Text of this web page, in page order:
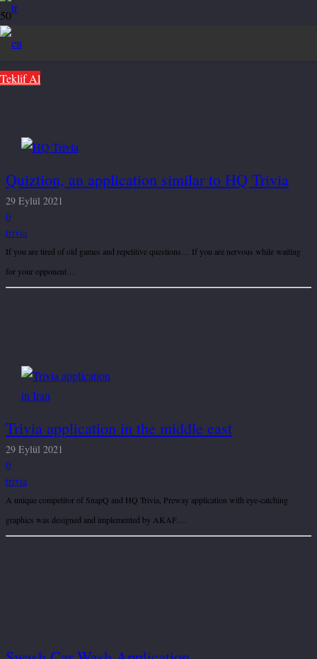
Teklif Al
Quiztion, an application similar to HQ Trivia
29 Eylül 2021
0
trivia
If you are tired of old games and repetitive questions… If you are nervous while waiting
for your opponent…
Trivia application in the middle east
29 Eylül 2021
0
trivia
A unique competitor of SnapQ and HQ Trivia, Preway application with eye-catching
graphics was designed and implemented by AKAF.…